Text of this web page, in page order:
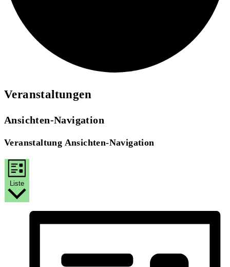
Veranstaltungen
Ansichten-Navigation
Veranstaltung Ansichten-Navigation
Liste